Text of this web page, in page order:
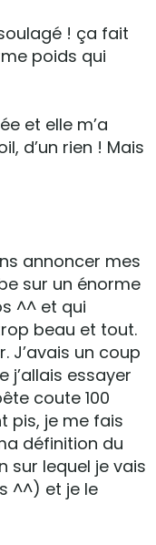
! ça fait
poids qui
et elle m’a
d’un rien ! Mais
annoncer mes
sur un énorme
^^ et qui
beau et tout.
J’avais un coup
essayer
coute 100
pis, je me fais
définition du
sur lequel je vais
^^) et je le